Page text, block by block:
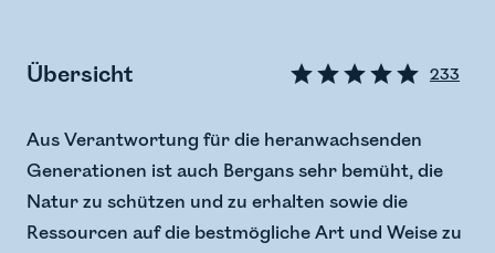
Übersicht 233
Aus Verantwortung für die heranwachsenden
Generationen ist auch Bergans sehr bemüht, die
Natur zu schützen und zu erhalten sowie die
Ressourcen auf die bestmögliche Art und Weise zu